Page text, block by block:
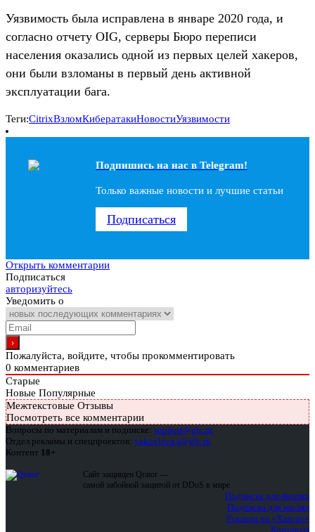
Уязвимость была исправлена в январе 2020 года, и
согласно отчету OIG, серверы Бюро переписи
населения оказались одной из первых целей хакеров,
они были взломаны в первый день активной
эксплуатации бага.
Теги:CitrixВзломКибератакиНовостиУязвимости
Подпишись на наc в Telegram!
Только важные новости и лучшие статьи
Подписаться
Открыть комментарии
Подписаться
авторизуйтесь
Уведомить о
Пожалуйста, войдите, чтобы прокомментировать
0 комментариев
Старые
Новые Популярные
Межтекстовые Отзывы
Посмотреть все комментарии
Вопросы по материалам и подписке: support@glc.ru
Отдел рекламы и спецпроектов: yakovleva.a@glc.ru
Контент 18+
Сайт защищен Qrator —
самой забойной защитой от DDoS в мире
Подписка для физлиц
Подписка для юрлиц
Реклама на «Хакере»
Контакты